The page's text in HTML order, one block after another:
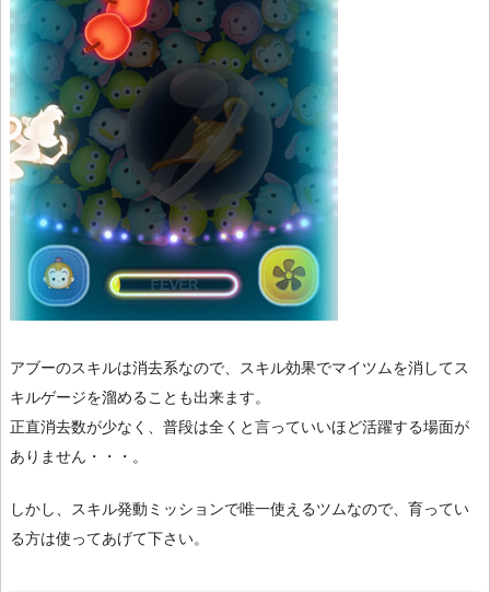
アブーのスキルは消去系なので、スキル効果でマイツムを消してス
キルゲージを溜めることも出来ます。
正直消去数が少なく、普段は全くと言っていいほど活躍する場面が
ありません・・・。
しかし、スキル発動ミッションで唯一使えるツムなので、育ってい
る方は使ってあげて下さい。